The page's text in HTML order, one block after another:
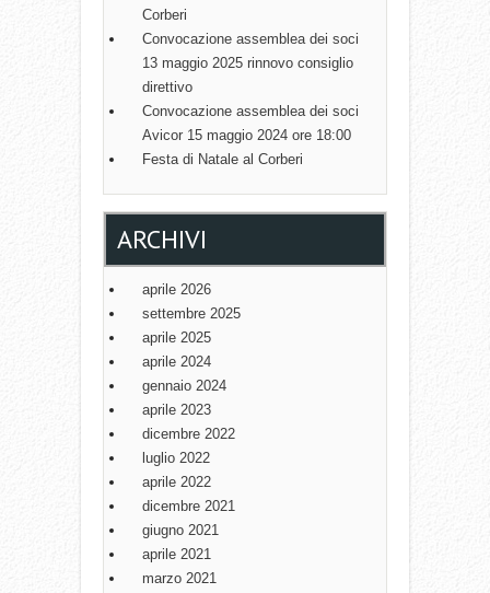
I
Corberi
Convocazione assemblea dei soci
13 maggio 2025 rinnovo consiglio
direttivo
Convocazione assemblea dei soci
Avicor 15 maggio 2024 ore 18:00
Festa di Natale al Corberi
ARCHIVI
aprile 2026
settembre 2025
aprile 2025
aprile 2024
gennaio 2024
aprile 2023
dicembre 2022
luglio 2022
aprile 2022
dicembre 2021
giugno 2021
aprile 2021
marzo 2021